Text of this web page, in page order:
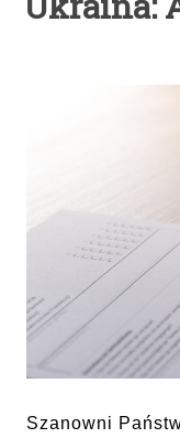
Szanowni